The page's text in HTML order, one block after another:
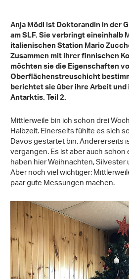
Anja Mödl ist Doktorandin in der
am SLF. Sie verbringt eineinhalb
italienischen Station Mario
Zusammen mit ihrer finnischen
möchten sie die Eigenschaften
Oberflächenstreuschicht
berichtet sie über ihre Arbeit
Antarktis. Teil 2.
Mittlerweile bin ich schon drei
Halbzeit. Einerseits fühlte es sich
Davos gestartet bin. Andererseits
vergangen. Es ist aber auch
haben hier Weihnachten,
Aber noch viel wichtiger:
paar gute Messungen machen.